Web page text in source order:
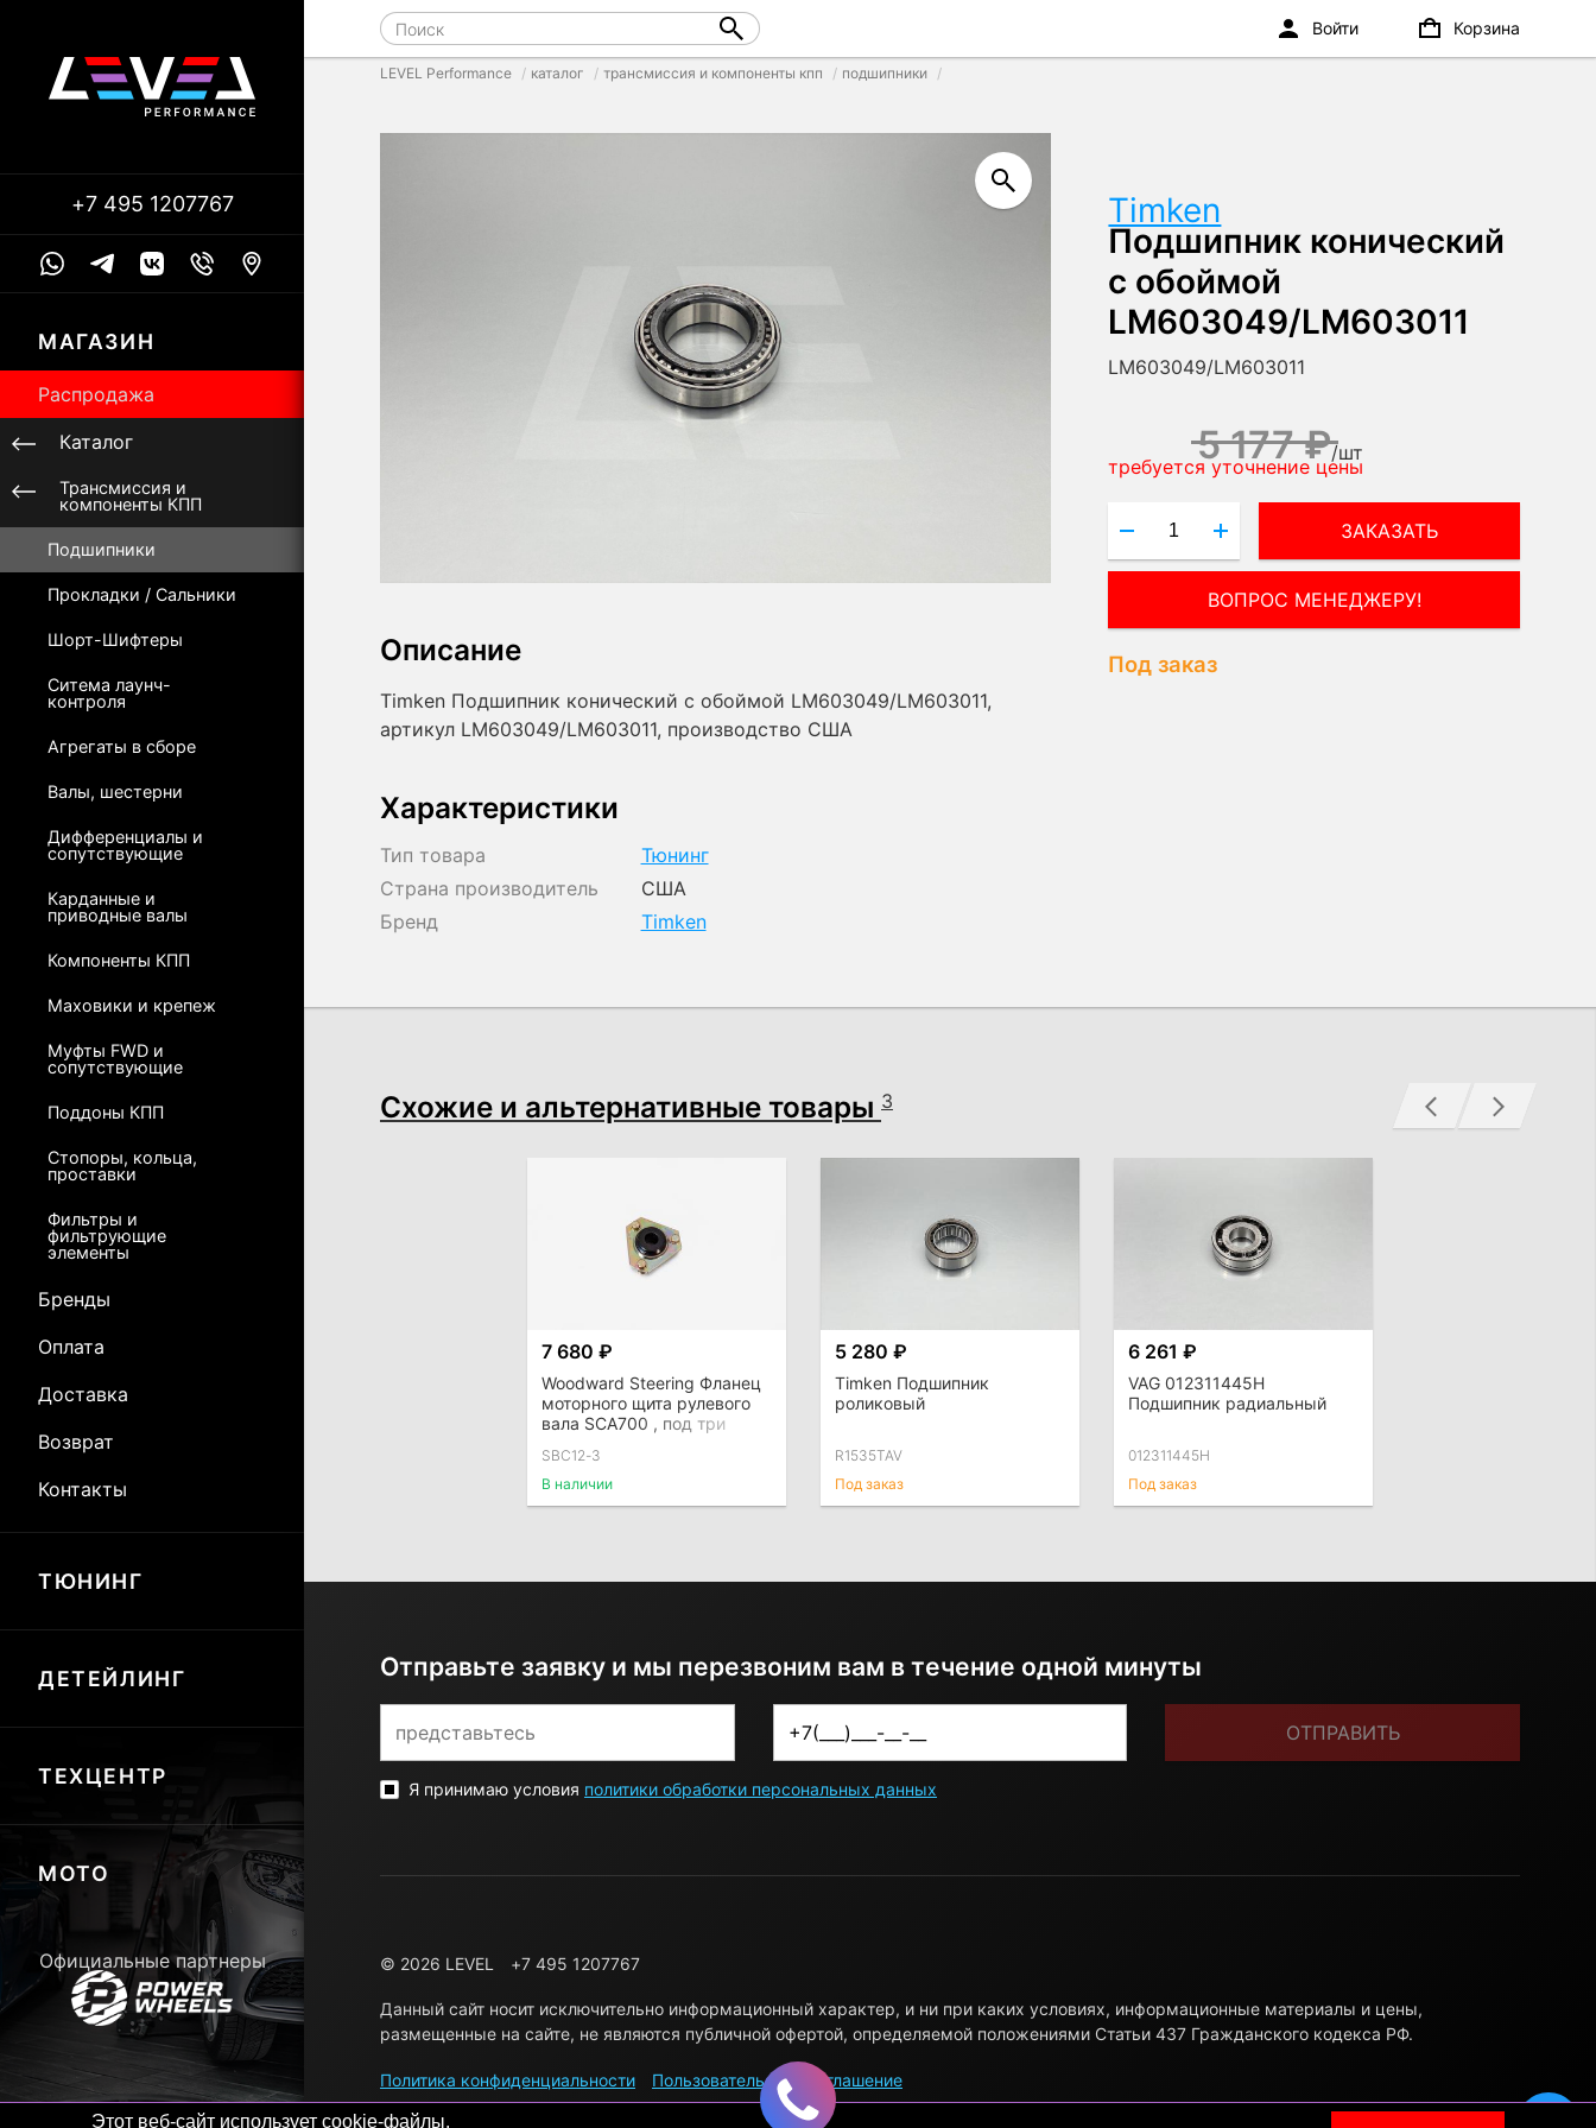
Этот веб-сайт использует cookie-файлы.
LEVEL Performance каталог трансмиссия и компоненты кпп подшипники
Timken
Подшипник конический
с обоймой
LM603049/LM603011
LM603049/LM603011
5 177 ₽/шт
требуется уточнение цены
ЗАКАЗАТЬ
ВОПРОС МЕНЕДЖЕРУ!
Под заказ
Описание
Timken Подшипник конический с обоймой LM603049/LM603011,
артикул LM603049/LM603011, производство США
Характеристики
Тип товара
Тюнинг
Страна производитель
США
Бренд
Timken
Схожие и альтернативные товары 3
7 680 ₽
Woodward Steering Фланец
моторного щита рулевого
вала SCA700 , под три
SBC12-3
В наличии
5 280 ₽
Timken Подшипник
роликовый
R1535TAV
Под заказ
6 261 ₽
VAG 012311445H
Подшипник радиальный
012311445H
Под заказ
Отправьте заявку и мы перезвоним вам в течение одной минуты
ОТПРАВИТЬ
Я принимаю условия политики обработки персональных данных
© 2026 LEVEL +7 495 1207767
Данный сайт носит исключительно информационный характер, и ни при каких условиях, информационные материалы и цены,
размещенные на сайте, не являются публичной офертой, определяемой положениями Статьи 437 Гражданского кодекса РФ.
Политика конфиденциальности Пользовательское соглашение
+7 495 1207767
МАГАЗИН
Распродажа
Каталог
Трансмиссия и
компоненты КПП
Подшипники
Прокладки / Сальники
Шорт-Шифтеры
Ситема лаунч-
контроля
Агрегаты в сборе
Валы, шестерни
Дифференциалы и
сопутствующие
Карданные и
приводные валы
Компоненты КПП
Маховики и крепеж
Муфты FWD и
сопутствующие
Поддоны КПП
Стопоры, кольца,
проставки
Фильтры и
фильтрующие
элементы
Бренды
Оплата
Доставка
Возврат
Контакты
ТЮНИНГ
ДЕТЕЙЛИНГ
ТЕХЦЕНТР
МОТО
Официальные партнеры
Войти Корзина